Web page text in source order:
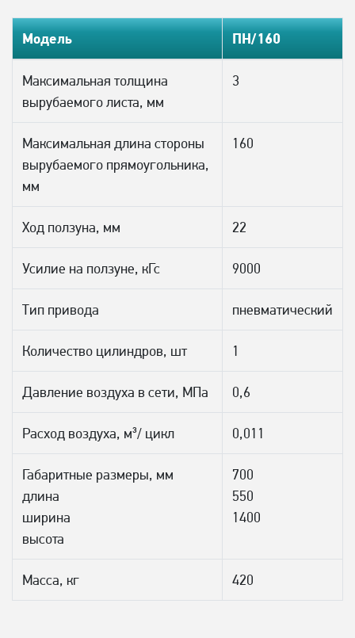
Модель ПН/160
Максимальная толщина
вырубаемого листа, мм
3
Максимальная длина стороны
вырубаемого прямоугольника,
мм
160
Ход ползуна, мм 22
Усилие на ползуне, кГс 9000
Тип привода пневматический
Количество цилиндров, шт 1
Давление воздуха в сети, МПа 0,6
Расход воздуха, м³/ цикл 0,011
Габаритные размеры, мм
длина
ширина
высота
700
550
1400
Масса, кг 420